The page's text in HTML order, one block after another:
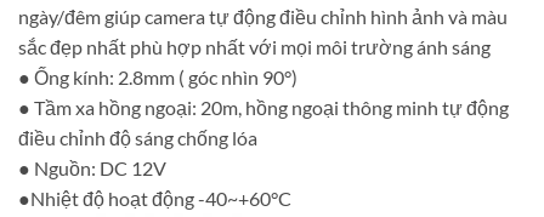
ngày/đêm giúp camera tự động điều chỉnh hình ảnh và màu
sắc đẹp nhất phù hợp nhất với mọi môi trường ánh sáng
● Ống kính: 2.8mm ( góc nhìn 90°)
● Tầm xa hồng ngoại: 20m, hồng ngoại thông minh tự động
điều chỉnh độ sáng chống lóa
● Nguồn: DC 12V
●Nhiệt độ hoạt động -40~+60°C